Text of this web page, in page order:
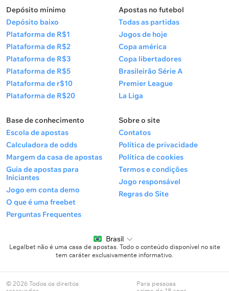
Depósito mínimo
Depósito baixo
Plataforma de R$1
Plataforma de R$2
Plataforma de R$3
Plataforma de R$5
Plataforma de r$10
Plataforma de R$20
Apostas no futebol
Todas as partidas
Jogos de hoje
Copa américa
Copa libertadores
Brasileirão Série A
Premier League
La Liga
Base de conhecimento
Escola de apostas
Calculadora de odds
Margem da casa de apostas
Guia de apostas para
Iniciantes
Jogo em conta demo
O que é uma freebet
Perguntas Frequentes
Sobre o site
Contatos
Política de privacidade
Política de cookies
Termos e condições
Jogo responsável
Regras do Site
Brasil
Legalbet não é uma casa de apostas. Todo o conteúdo disponível no site
tem caráter exclusivamente informativo.
© 2026 Todos os direitos
Para pessoas